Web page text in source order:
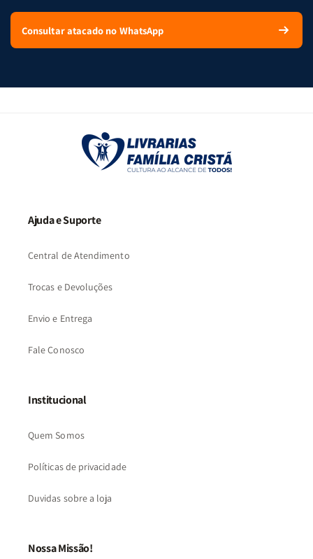
Consultar atacado no WhatsApp
Ajuda e Suporte
Central de Atendimento
Trocas e Devoluções
Envio e Entrega
Fale Conosco
Institucional
Quem Somos
Políticas de privacidade
Duvidas sobre a loja
Nossa Missão!